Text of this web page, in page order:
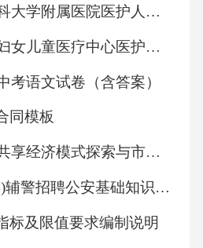
2026年西南医科大学附属医院医护人员招聘考试参考试题及答案详解
2026年广州市妇女儿童医疗中心医护人员招聘笔试备考试题及答案详解
考语文试卷（含答案）
同模板
2026中国农机共享经济模式探索与市场可行性研究
兰州市(2026年)辅警招聘公安基础知识考试题库及答案
标及限值要求编制说明